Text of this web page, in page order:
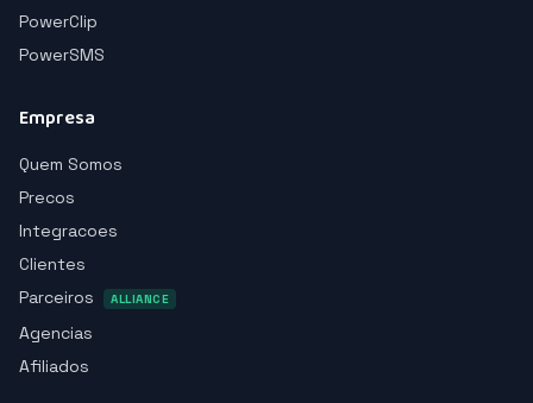
PowerClip
PowerSMS
Empresa
Quem Somos
Precos
Integracoes
Clientes
Parceiros
ALLIANCE
Agencias
Afiliados